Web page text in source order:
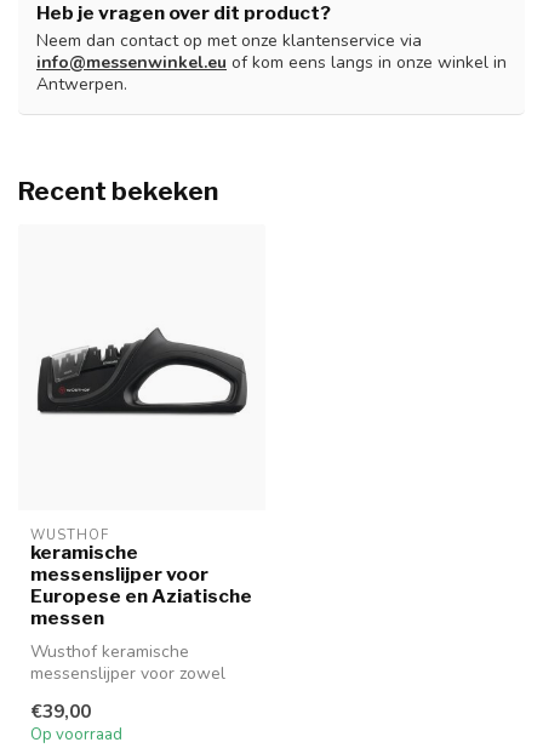
Heb je vragen over dit product?
Neem dan contact op met onze klantenservice via
info@messenwinkel.eu of kom eens langs in onze winkel in
Antwerpen.
Recent bekeken
WUSTHOF
keramische
messenslijper voor
Europese en Aziatische
messen
Wusthof keramische
messenslijper voor zowel
messen.
€39,00
Op voorraad